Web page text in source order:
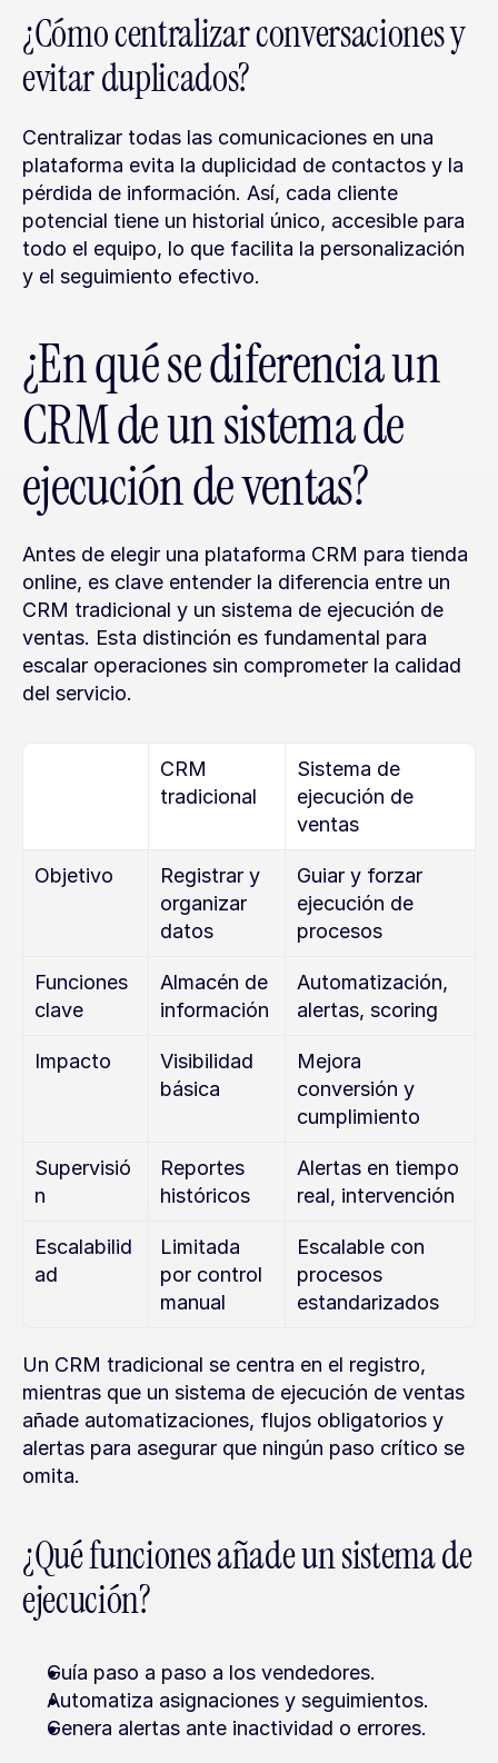
¿Cómo centralizar conversaciones y
evitar duplicados?
Centralizar todas las comunicaciones en una
plataforma evita la duplicidad de contactos y la
pérdida de información. Así, cada cliente
potencial tiene un historial único, accesible para
todo el equipo, lo que facilita la personalización
y el seguimiento efectivo.
¿En qué se diferencia un
CRM de un sistema de
ejecución de ventas?
Antes de elegir una plataforma CRM para tienda
online, es clave entender la diferencia entre un
CRM tradicional y un sistema de ejecución de
ventas. Esta distinción es fundamental para
escalar operaciones sin comprometer la calidad
del servicio.
CRM
tradicional
Sistema de
ejecución de
ventas
Objetivo
Registrar y
organizar
datos
Guiar y forzar
ejecución de
procesos
Funciones
clave
Almacén de
información
Automatización,
alertas, scoring
Impacto
Visibilidad
básica
Mejora
conversión y
cumplimiento
Supervisió
n
Reportes
históricos
Alertas en tiempo
real, intervención
Escalabilid
ad
Limitada
por control
manual
Escalable con
procesos
estandarizados
Un CRM tradicional se centra en el registro,
mientras que un sistema de ejecución de ventas
añade automatizaciones, flujos obligatorios y
alertas para asegurar que ningún paso crítico se
omita.
¿Qué funciones añade un sistema de
ejecución?
Guía paso a paso a los vendedores.
Automatiza asignaciones y seguimientos.
Genera alertas ante inactividad o errores.